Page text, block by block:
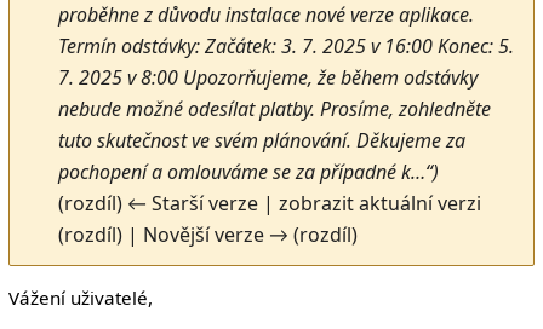
proběhne z důvodu instalace nové verze aplikace.
Termín odstávky: Začátek: 3. 7. 2025 v 16:00 Konec: 5.
7. 2025 v 8:00 Upozorňujeme, že během odstávky
nebude možné odesílat platby. Prosíme, zohledněte
tuto skutečnost ve svém plánování. Děkujeme za
pochopení a omlouváme se za případné k…“)
(rozdíl) ← Starší verze | zobrazit aktuální verzi
(rozdíl) | Novější verze → (rozdíl)
Vážení uživatelé,